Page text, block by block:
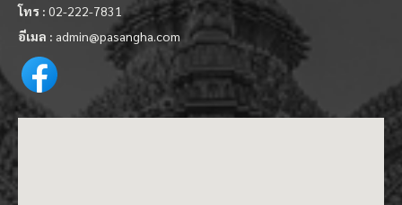
โทร : 02-222-7831
อีเมล : admin@pasangha.com